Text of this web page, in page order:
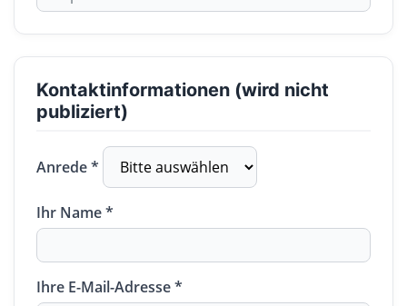
Kontaktinformationen (wird nicht
publiziert)
Anrede *
Ihr Name *
Ihre E-Mail-Adresse *